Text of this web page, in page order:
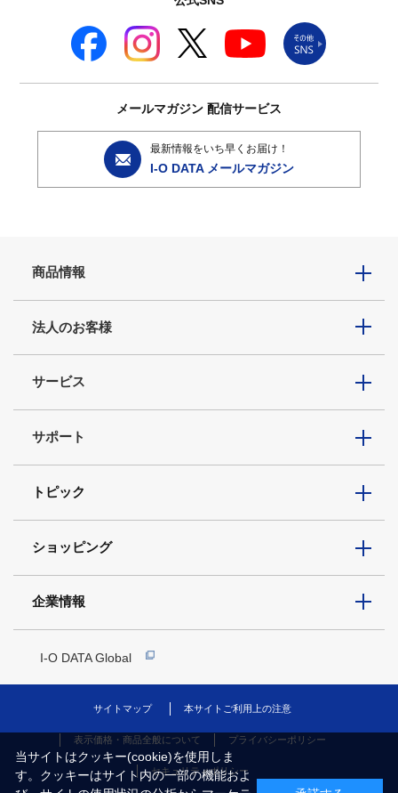
メールマガジン 配信サービス
最新情報をいち早くお届け！
I-O DATA メールマガジン
商品情報
法人のお客様
サービス
サポート
トピック
ショッピング
企業情報
I-O DATA Global
サイトマップ 本サイトご利用上の注意
表示価格・商品全般について プライバシーポリシー
セキュリティポリシー
当サイトはクッキー(cookie)を使用しま
す。クッキーはサイト内の一部の機能およ